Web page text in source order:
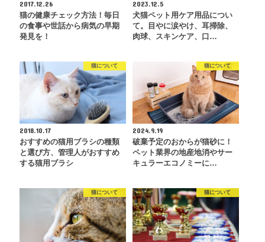
2017.12.26
猫の健康チェック方法！毎日
の食事や世話から病気の早期
発見を！
2023.12.5
犬猫ペット用ケア用品につい
て。目やに涙やけ、耳掃除、
肉球、スキンケア、口…
猫について
2018.10.17
おすすめの猫用ブラシの種類
と選び方、管理人がおすすめ
する猫用ブラシ
猫について
2024.9.19
破棄予定のおからが猫砂に！
ペット業界の地産地消やサー
キュラーエコノミーに…
猫について 猫について